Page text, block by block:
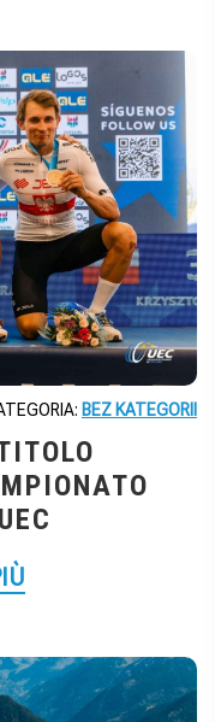
BEZ KATEGORII